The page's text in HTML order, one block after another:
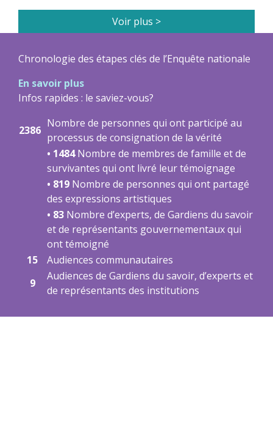
Voir plus >
Chronologie des étapes clés de l’Enquête nationale
En savoir plus
Infos rapides : le saviez-vous?
2386
Nombre de personnes qui ont participé au
processus de consignation de la vérité
• 1484Nombre de membres de famille et de
survivantes qui ont livré leur témoignage
• 819 Nombre de personnes qui ont partagé
des expressions artistiques
• 83 Nombre d’experts, de Gardiens du savoir
et de représentants gouvernementaux qui
ont témoigné
15
Audiences communautaires
9
Audiences de Gardiens du savoir, d’experts et
de représentants des institutions